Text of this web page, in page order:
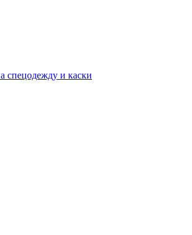
спецодежду и каски